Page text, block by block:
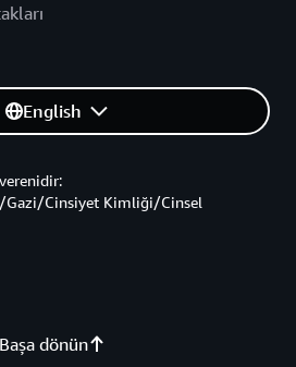
English
Başa dönün
Gazi/Cinsiyet Kimliği/Cinsel